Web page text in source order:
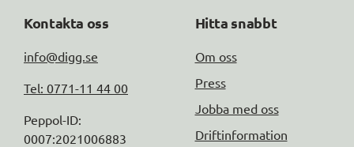
Kontakta oss
info@digg.se
Tel: 0771-11 44 00
Peppol-ID:
0007:2021006883
Hitta snabbt
Om oss
Press
Jobba med oss
Driftinformation